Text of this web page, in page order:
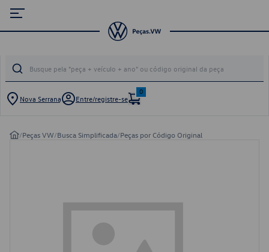
Nova Serrana Entre/registre-se
0
/Peças VW/Busca Simplificada/Peças por Código Original